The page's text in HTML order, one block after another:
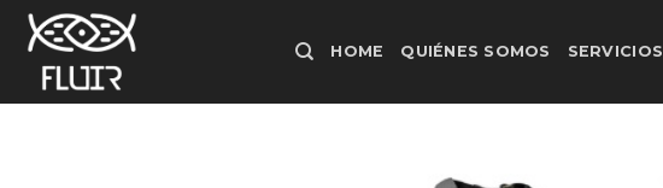
Skip
content
HOME QUIÉNES SOMOS SERVICIOS